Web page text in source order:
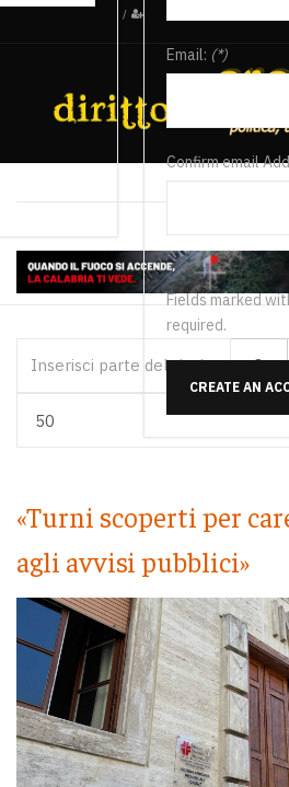
/
Email: (*)
Confirm email
Fields marked
required.
CREATE AN
«Turni scoperti per
agli avvisi pubblici»